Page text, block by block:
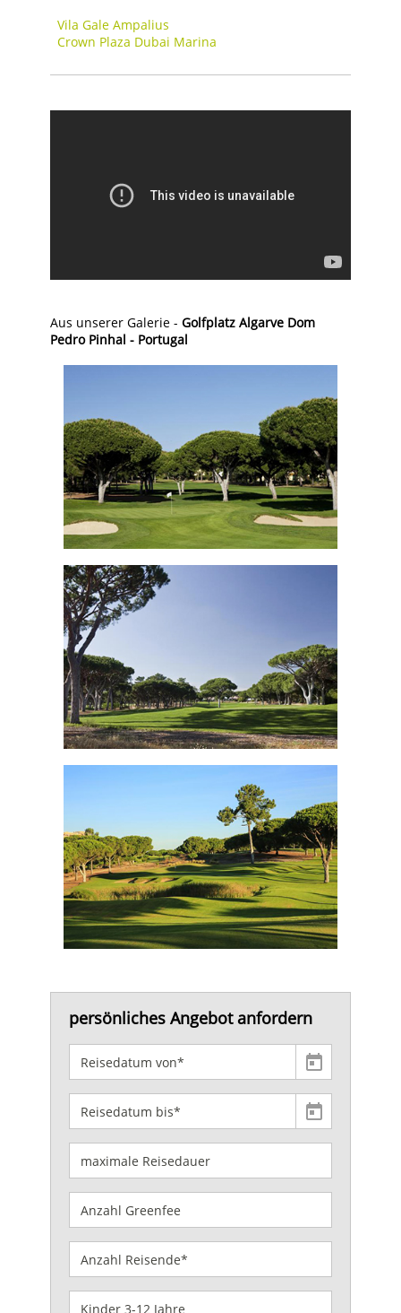
Vila Gale Ampalius
Crown Plaza Dubai Marina
Aus unserer Galerie - Golfplatz Algarve Dom
Pedro Pinhal - Portugal
persönliches Angebot anfordern